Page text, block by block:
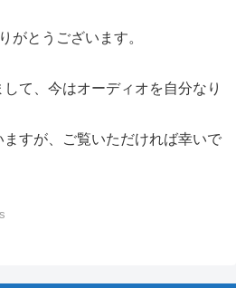
がとうございます。
て、今はオーディオを自分なり
すが、ご覧いただければ幸いで